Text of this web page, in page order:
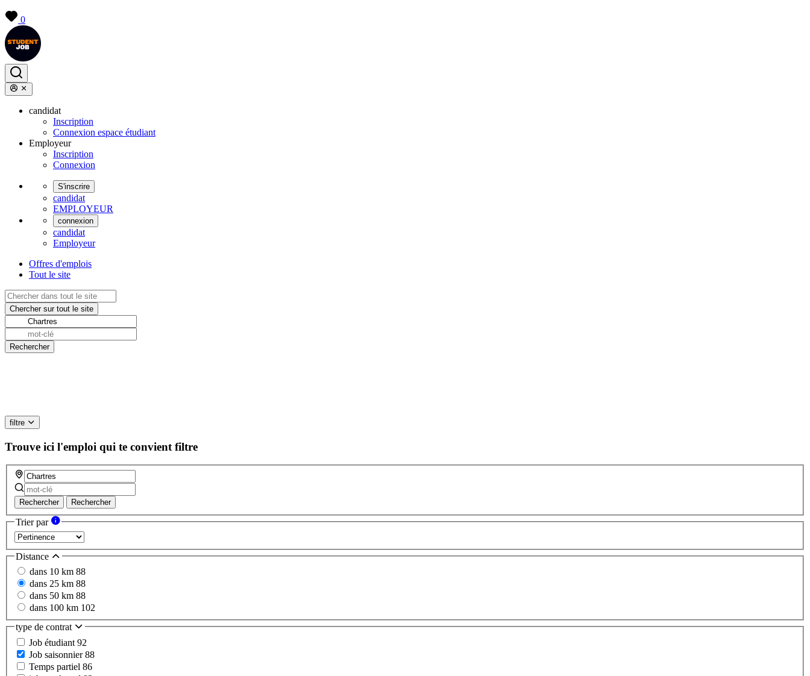
0
candidat
Inscription
Connexion espace étudiant
Employeur
Inscription
Connexion
S'inscrire
candidat
EMPLOYEUR
connexion
candidat
Employeur
Offres d'emplois
Tout le site
filtre
Trouve ici l'emploi qui te convient filtre
Rechercher Rechercher
Trier par
Distance
dans 10 km 88
dans 25 km 88
dans 50 km 88
dans 100 km 102
type de contrat
Job étudiant 92
Job saisonnier88
Temps partiel 86